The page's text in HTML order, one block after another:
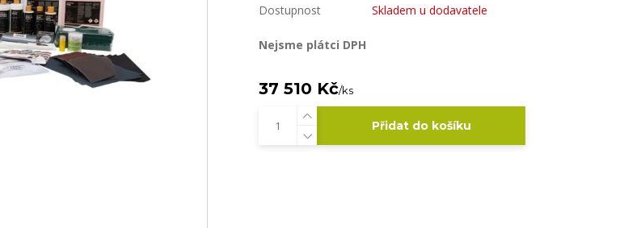
Dostupnost Skladem u dodavatele
Nejsme plátci DPH
37 510 Kč/ks
Přidat do košíku